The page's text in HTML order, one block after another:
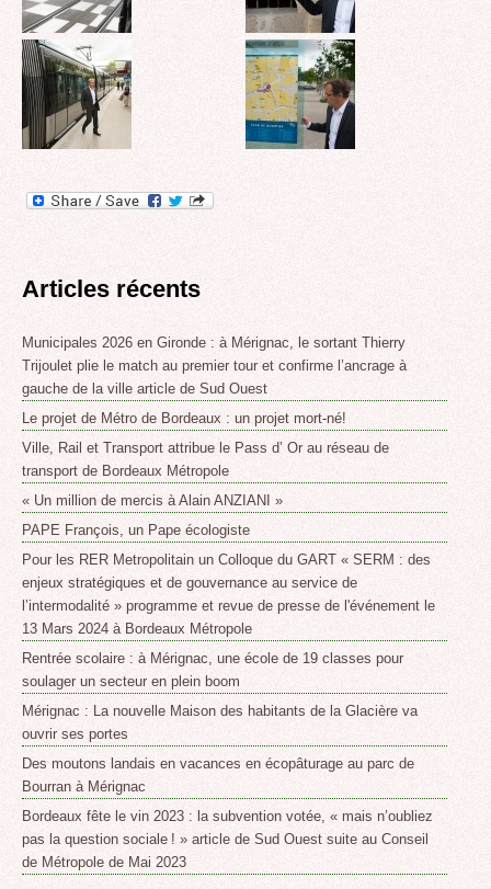
Articles récents
Municipales 2026 en Gironde : à Mérignac, le sortant Thierry
Trijoulet plie le match au premier tour et confirme l’ancrage à
gauche de la ville article de Sud Ouest
Le projet de Métro de Bordeaux : un projet mort-né!
Ville, Rail et Transport attribue le Pass d’ Or au réseau de
transport de Bordeaux Métropole
« Un million de mercis à Alain ANZIANI »
PAPE François, un Pape écologiste
Pour les RER Metropolitain un Colloque du GART « SERM : des
enjeux stratégiques et de gouvernance au service de
l’intermodalité » programme et revue de presse de l'événement le
13 Mars 2024 à Bordeaux Métropole
Rentrée scolaire : à Mérignac, une école de 19 classes pour
soulager un secteur en plein boom
Mérignac : La nouvelle Maison des habitants de la Glacière va
ouvrir ses portes
Des moutons landais en vacances en écopâturage au parc de
Bourran à Mérignac
Bordeaux fête le vin 2023 : la subvention votée, « mais n’oubliez
pas la question sociale ! » article de Sud Ouest suite au Conseil
de Métropole de Mai 2023